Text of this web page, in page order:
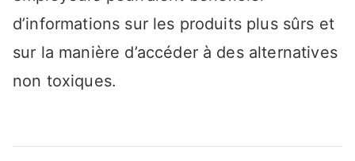
d’informations sur les produits plus sûrs et
sur la manière d’accéder à des alternatives
non toxiques.